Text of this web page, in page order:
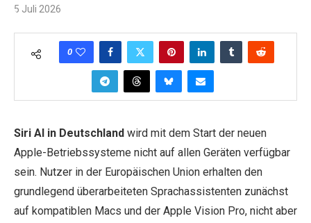
5 Juli 2026
0
Siri AI in Deutschland wird mit dem Start der neuen
Apple-Betriebssysteme nicht auf allen Geräten verfügbar
sein. Nutzer in der Europäischen Union erhalten den
grundlegend überarbeiteten Sprachassistenten zunächst
auf kompatiblen Macs und der Apple Vision Pro, nicht aber